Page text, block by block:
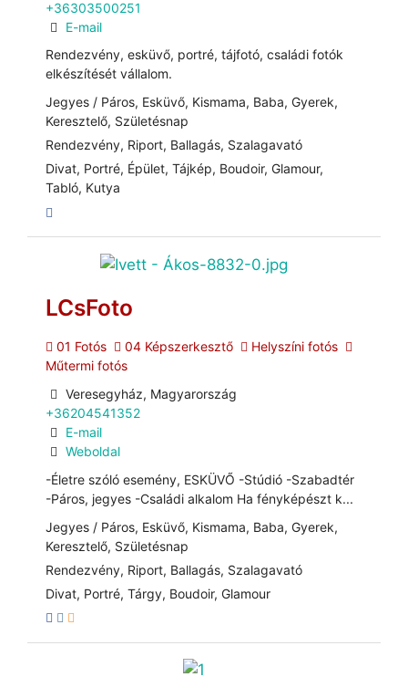
+36303500251
E-mail
Rendezvény, esküvő, portré, tájfotó, családi fotók
elkészítését vállalom.
Jegyes / Páros, Esküvő, Kismama, Baba, Gyerek,
Keresztelő, Születésnap
Rendezvény, Riport, Ballagás, Szalagavató
Divat, Portré, Épület, Tájkép, Boudoir, Glamour,
Tabló, Kutya
LCsFoto
01 Fotós 04 Képszerkesztő
Helyszíni fotós
Műtermi fotós
Veresegyház, Magyarország
+36204541352
E-mail
Weboldal
-Életre szóló esemény, ESKÜVŐ -Stúdió -Szabadtér
-Páros, jegyes -Családi alkalom Ha fényképészt k...
Jegyes / Páros, Esküvő, Kismama, Baba, Gyerek,
Keresztelő, Születésnap
Rendezvény, Riport, Ballagás, Szalagavató
Divat, Portré, Tárgy, Boudoir, Glamour